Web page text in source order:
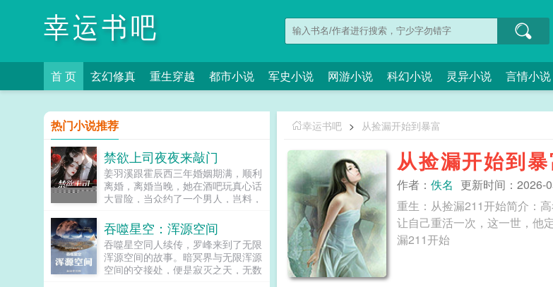
幸运书吧
首 页 玄幻修真 重生穿越 都市小说 军史小说 网游小说 科幻小说 灵异小说 言情小说
幸运书吧 > 从捡漏开始到暴富
从捡漏开始到暴
作者： 佚名 更新时间：2026-
重生：从捡漏211开始简介：
让自己重活一次，这一世，他定要
漏211开始
热门小说推荐
禁欲上司夜夜来敲门
姜羽溪跟霍辰西三年婚姻期满，顺利
离婚，离婚当晚，她在酒吧玩真心话
大冒险，当众约了一个男人，岂料，
还是刚跟她离婚的前夫！前夫当面阴
阳她将心思好好放在工作上，没必要
背后搞小动作。然后转身背地里打电
话约她吃饭。姜羽溪反手就将霍辰西
拉进黑名单，她尽职尽责做着自己的
吞噬星空：浑源空间
吞噬星空同人续传，罗峰来到了无限
浑源空间的故事。暗冥界与无限浑源
空间的交接处，便是寂灭之天，无数